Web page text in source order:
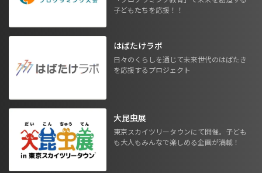
子どもたちを応援！！
はばたけラボ
日々のくらしを通じて未来世代のはばたき
を応援するプロジェクト
大昆虫展
東京スカイツリータウンにて開催。子ども
も大人もみんなで楽しめる企画が満載！